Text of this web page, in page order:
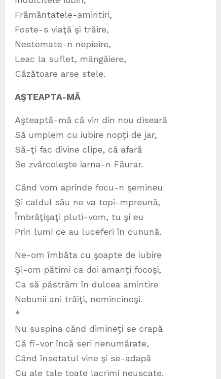
Frământatele-amintiri,
Foste-s viaţă şi trăire,
Nestemate-n nepieire,
Leac la suflet, mângâiere,
Căzătoare arse stele.
AŞTEAPTA-MĂ
Aşteaptă-mă că vin din nou diseară
Să umplem cu iubire nopţi de jar,
Să-ţi fac divine clipe, că afară
Se zvârcoleşte iarna-n Făurar.
Cănd vom aprinde focu-n şemineu
Şi caldul său ne va topi-mpreună,
Îmbrăţişaţi pluti-vom, tu şi eu
Prin lumi ce au luceferi în cunună.
Ne-om îmbăta cu şoapte de iubire
Şi-om pătimi ca doi amanţi focoşi,
Ca să păstrăm în dulcea amintire
Nebunii ani trăiţi, nemincinoşi.
*
Nu suspina cănd dimineţi se crapă
Că fi-vor încă seri nenumărate,
Când însetatul vine şi se-adapă
Cu ale tale toate lacrimi neuscate.